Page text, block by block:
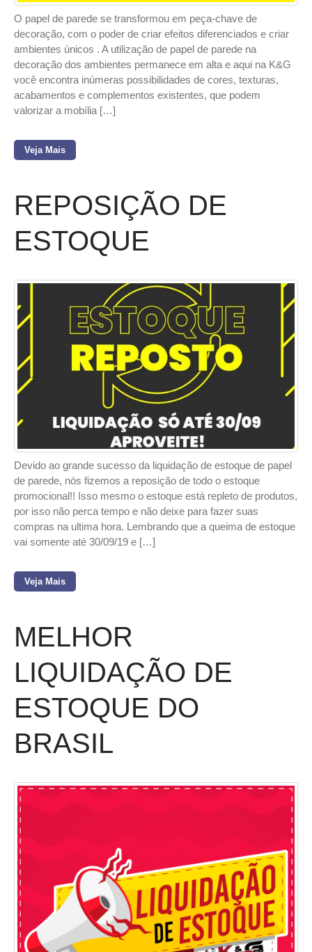
O papel de parede se transformou em peça-chave de
decoração, com o poder de criar efeitos diferenciados e criar
ambientes únicos . A utilização de papel de parede na
decoração dos ambientes permanece em alta e aqui na K&G
você encontra inúmeras possibilidades de cores, texturas,
acabamentos e complementos existentes, que podem
valorizar a mobília […]
Veja Mais
REPOSIÇÃO DE
ESTOQUE
Devido ao grande sucesso da liquidação de estoque de papel
de parede, nós fizemos a reposição de todo o estoque
promocional!! Isso mesmo o estoque está repleto de produtos,
por isso não perca tempo e não deixe para fazer suas
compras na ultima hora. Lembrando que a queima de estoque
vai somente até 30/09/19 e […]
Veja Mais
MELHOR
LIQUIDAÇÃO DE
ESTOQUE DO
BRASIL